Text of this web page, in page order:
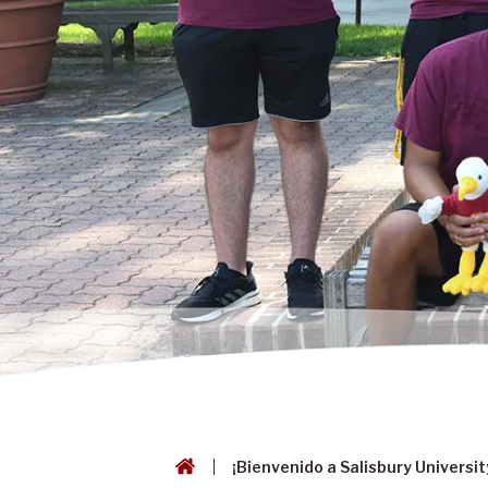
¡Bienvenido a Salisbury